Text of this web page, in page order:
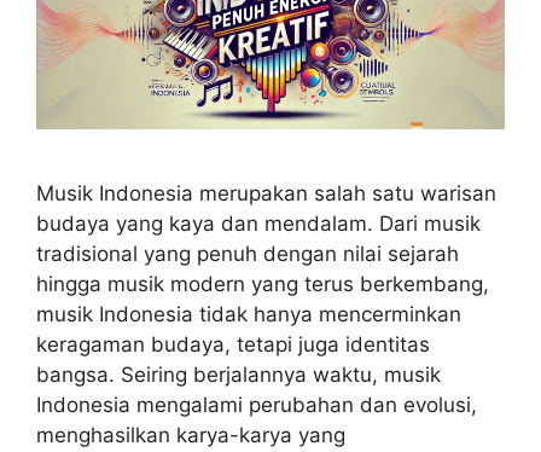
Musik Indonesia merupakan salah satu warisan
budaya yang kaya dan mendalam. Dari musik
tradisional yang penuh dengan nilai sejarah
hingga musik modern yang terus berkembang,
musik Indonesia tidak hanya mencerminkan
keragaman budaya, tetapi juga identitas
bangsa. Seiring berjalannya waktu, musik
Indonesia mengalami perubahan dan evolusi,
menghasilkan karya-karya yang